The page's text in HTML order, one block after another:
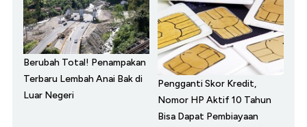
Berubah Total! Penampakan
Terbaru Lembah Anai Bak di
Luar Negeri
Pengganti Skor Kredit,
Nomor HP Aktif 10 Tahun
Bisa Dapat Pembiayaan